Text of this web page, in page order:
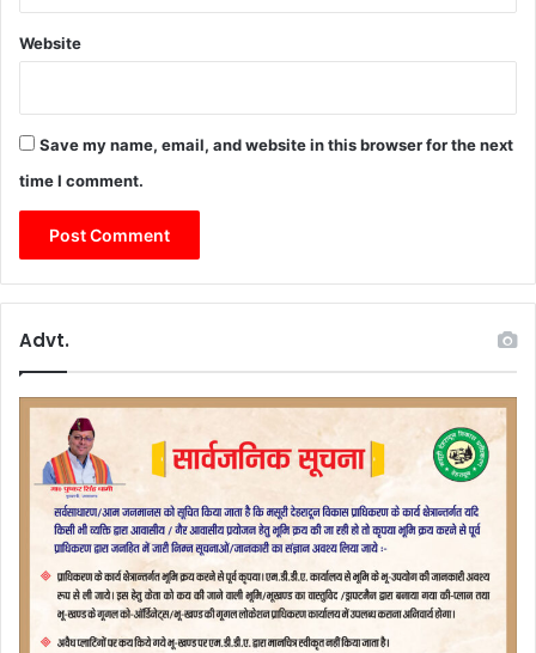
में
आ
त
ज
बो
धि
त
Website
Save my name, email, and website in this browser for the next
time I comment.
Advt.